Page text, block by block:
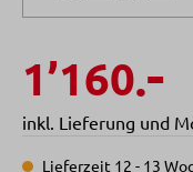
1’160.-
inkl. Lieferung und
Lieferzeit 12 - 13